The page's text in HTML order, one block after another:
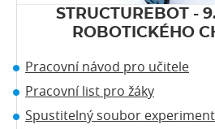
STRUCTUREBOT -
ROBOTICKÉHO
Pracovní návod pro učitele
Pracovní list pro žáky
Spustitelný soubor